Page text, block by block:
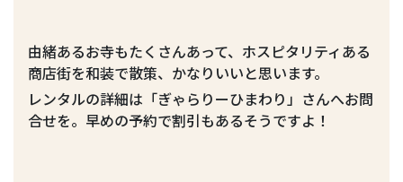
由緒あるお寺もたくさんあって、ホスピタリティある
商店街を和装で散策、かなりいいと思います。
レンタルの詳細は「ぎゃらりーひまわり」さんへお問
合せを。早めの予約で割引もあるそうですよ！